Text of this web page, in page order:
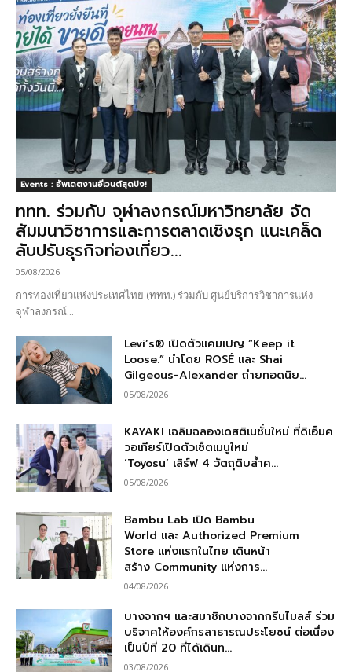
Events : อัพเดตงานอีเวนต์สุดปัง!
ททท. ร่วมกับ จุฬาลงกรณ์มหาวิทยาลัย จัด
สัมมนาวิชาการและการตลาดเชิงรุก แนะเคล็ด
ลับปรับธุรกิจท่องเที่ยว...
05/08/2026
การท่องเที่ยวแห่งประเทศไทย (ททท.) ร่วมกับ ศูนย์บริการวิชาการแห่ง
จุฬาลงกรณ์...
Levi’s® เปิดตัวแคมเปญ “Keep it
Loose.” นำโดย ROSÉ และ Shai
Gilgeous-Alexander ถ่ายทอดนิย...
05/08/2026
KAYAKI เฉลิมฉลองเดสติเนชั่นใหม่ ที่ดิเอ็มค
วอเทียร์เปิดตัวเซ็ตเมนูใหม่
‘Toyosu’ เสิร์ฟ 4 วัตถุดิบล้ำค...
05/08/2026
Bambu Lab เปิด Bambu
World และ Authorized Premium
Store แห่งแรกในไทย เดินหน้า
สร้าง Community แห่งการ...
04/08/2026
บางจากฯ และสมาชิกบางจากกรีนไมลส์ ร่วม
บริจาคให้องค์กรสาธารณประโยชน์ ต่อเนื่อง
เป็นปีที่ 20 ที่ได้เดินท...
03/08/2026